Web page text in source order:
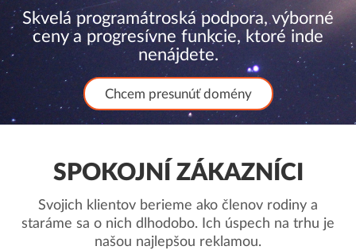
Skvelá programátroská podpora, výborné
ceny a progresívne funkcie, ktoré inde
nenájdete.
Chcem presunúť domény
SPOKOJNÍ ZÁKAZNÍCI
Svojich klientov berieme ako členov rodiny a
staráme sa o nich dlhodobo. Ich úspech na trhu je
našou najlepšou reklamou.